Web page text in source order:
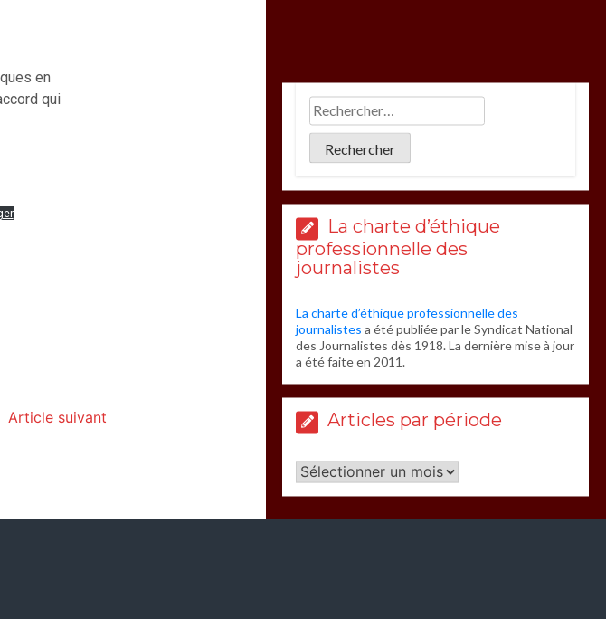
en
qui
Article suivant
La charte d’éthique
professionnelle des
journalistes
La charte d’éthique professionnelle des
journalistes a été publiée par le Syndicat National
des Journalistes dès 1918. La dernière mise à jour
a été faite en 2011.
Articles par période
Articles
par
période